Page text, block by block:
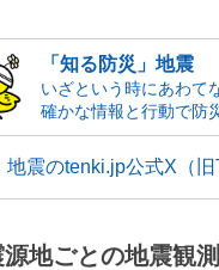
「知る防災」地震
いざという時にあわて
確かな情報と行動で防
地震のtenki.jp公式X（旧
源地ごとの地震観